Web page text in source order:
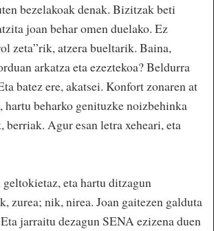
bezelakoak denak. Bizitzak beti
joan behar omen duelako. Ez
zeta”rik, atzera bueltarik. Baina,
arkatza eta ezeztekoa? Beldurra
batez ere, akatsei. Konfort zonaren at
hartu beharko genituzke noizbehinka
berriak. Agur esan letra xeheari, eta
eta hartu ditzagun
zurea; nik, nirea. Joan gaitezen galduta
jarraitu dezagun SENA ezizena duen